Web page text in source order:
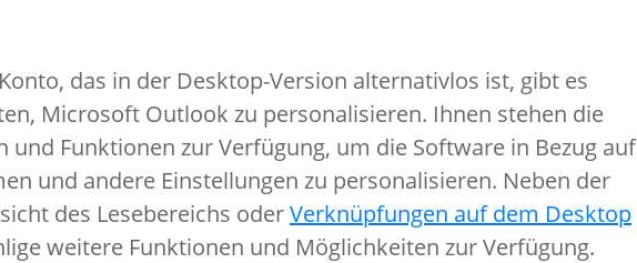
das in der Desktop-Version alternativlos ist, gibt es
Microsoft Outlook zu personalisieren. Ihnen stehen die
und Funktionen zur Verfügung, um die Software in Bezug auf
und andere Einstellungen zu personalisieren. Neben der
des Lesebereichs oderVerknüpfungen auf dem Desktop
weitere Funktionen und Möglichkeiten zur Verfügung.